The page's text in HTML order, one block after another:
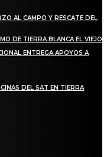
AL CAMPO Y RESCATE DEL
DE TIERRA BLANCA EL VIEJO
ENTREGA APOYOS A
DEL SAT EN TIERRA